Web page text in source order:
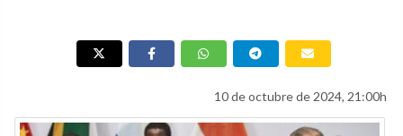
10 de octubre de 2024, 21:00h